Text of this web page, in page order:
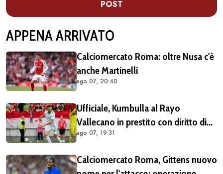
POST
APPENA ARRIVATO
Calciomercato Roma: oltre Nusa c'è
anche Martinelli
ago 07, 20:40
Ufficiale, Kumbulla al Rayo
Vallecano in prestito con diritto di
riscatto (COMUNICATO)
ago 07, 19:31
Calciomercato Roma, Gittens nuovo